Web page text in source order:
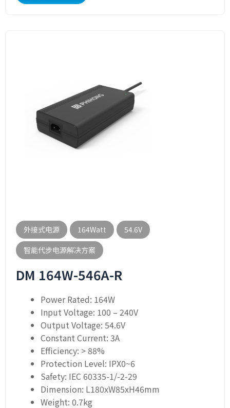
外接式电源 164Watt
54.6V
智能代步电源解决方案
DM 164W-546A-R
Power Rated: 164W
Input Voltage: 100 – 240V
Output Voltage: 54.6V
Constant Current: 3A
Efficiency: > 88%
Protection Level: IPX0~6
Safety: IEC 60335-1/-2-29
Dimension: L180xW85xH46mm
Weight: 0.7kg